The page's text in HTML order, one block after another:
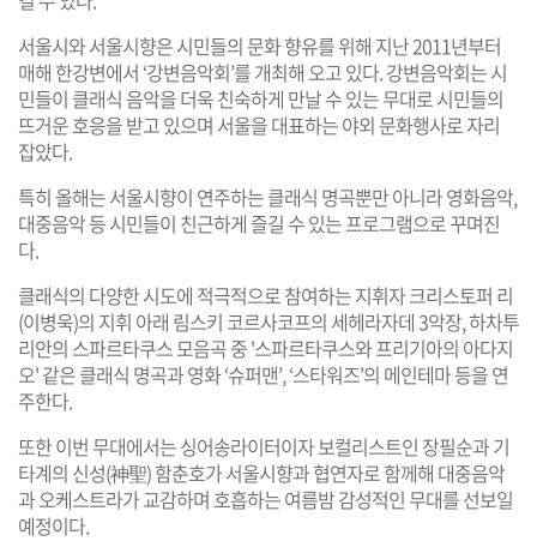
서울시와 서울시향은 시민들의 문화 향유를 위해 지난 2011년부터
매해 한강변에서 ‘강변음악회’를 개최해 오고 있다. 강변음악회는 시
민들이 클래식 음악을 더욱 친숙하게 만날 수 있는 무대로 시민들의
뜨거운 호응을 받고 있으며 서울을 대표하는 야외 문화행사로 자리
잡았다.
특히 올해는 서울시향이 연주하는 클래식 명곡뿐만 아니라 영화음악,
대중음악 등 시민들이 친근하게 즐길 수 있는 프로그램으로 꾸며진
다.
클래식의 다양한 시도에 적극적으로 참여하는 지휘자 크리스토퍼 리
(이병욱)의 지휘 아래 림스키 코르사코프의 세헤라자데 3악장, 하차투
리안의 스파르타쿠스 모음곡 중 '스파르타쿠스와 프리기아의 아다지
오' 같은 클래식 명곡과 영화 ‘슈퍼맨’, ‘스타워즈’의 메인테마 등을 연
주한다.
또한 이번 무대에서는 싱어송라이터이자 보컬리스트인 장필순과 기
타계의 신성(神聖) 함춘호가 서울시향과 협연자로 함께해 대중음악
과 오케스트라가 교감하며 호흡하는 여름밤 감성적인 무대를 선보일
예정이다.